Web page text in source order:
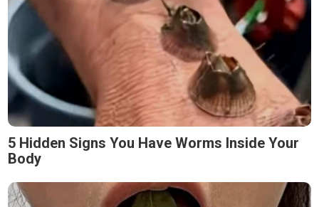
5 Hidden Signs You Have Worms Inside Your
Body